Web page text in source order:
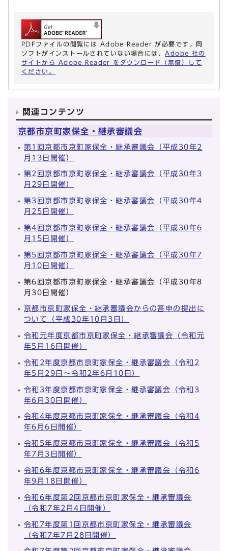
PDFファイルの閲覧には Adobe Reader が必要です。同
ソフトがインストールされていない場合には、 Adobe 社の
サイトから Adobe Reader をダウンロード（無償）して
ください。
関連コンテンツ
京都市京町家保全・継承審議会
第1回京都市京町家保全・継承審議会（平成30年2
月13日開催）
第2回京都市京町家保全・継承審議会（平成30年3
月29日開催）
第3回京都市京町家保全・継承審議会（平成30年4
月25日開催）
第4回京都市京町家保全・継承審議会（平成30年6
月15日開催）
第5回京都市京町家保全・継承審議会（平成30年7
月10日開催）
第6回京都市京町家保全・継承審議会（平成30年8
月30日開催）
京都市京町家保全・継承審議会からの答申の提出に
ついて（平成30年10月3日）
令和元年度京都市京町家保全・継承審議会（令和元
年5月16日開催）
令和2年度京都市京町家保全・継承審議会（令和2
年5月29日～令和2年6月10日）
令和3年度京都市京町家保全・継承審議会（令和3
年6月30日開催）
令和4年度京都市京町家保全・継承審議会（令和4
年6月6日開催）
令和5年度京都市京町家保全・継承審議会（令和5
年7月3日開催）
令和6年度京都市京町家保全・継承審議会（令和6
年9月18日開催）
令和6年度第2回京都市京町家保全・継承審議会
（令和7年2月4日開催）
令和7年度第1回京都市京町家保全・継承審議会
（令和7年7月28日開催）